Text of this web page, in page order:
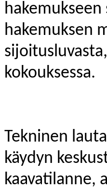
hakemukseen
hakemuksen
kokouksessa.
Tekninen
käydyn
kaavatilanne,